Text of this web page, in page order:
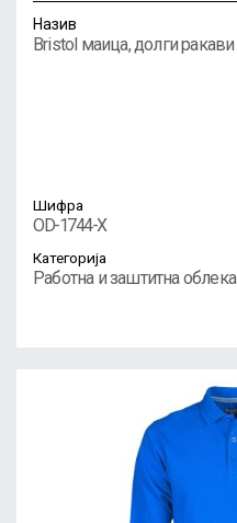
Назив
Bristol маица, долги ракави
Шифра
OD-1744-X
Категорија
Работна и заштитна облека